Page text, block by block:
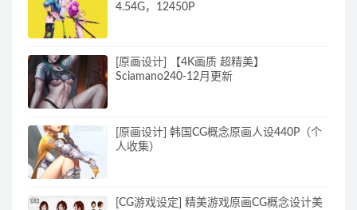
4.54G，12450P
[原画设计] 【4K画质 超精美】
Sciamano240-12月更新
[原画设计] 韩国CG概念原画人设440P（个
人收集）
[CG游戏设定] 精美游戏原画CG概念设计美